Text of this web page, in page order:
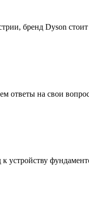
бренд Dyson
ответы на свои
устройству